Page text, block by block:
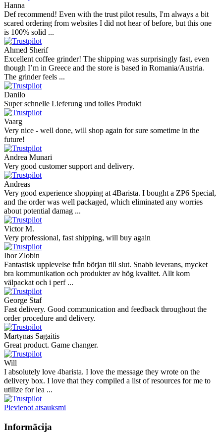
Hanna
Def recommend! Even with the trust pilot results, I'm always a bit
scared ordering from websites I did not hear of before, but this one
is 100% solid ...
Ahmed Sherif
Excellent coffee grinder! The shipping was surprisingly fast, even
though I’m in Greece and the store is based in Romania/Austria.
The grinder feels ...
Danilo
Super schnelle Lieferung und tolles Produkt
Vaarg
Very nice - well done, will shop again for sure sometime in the
future!
Andrea Munari
Very good customer support and delivery.
Andreas
Very good experience shopping at 4Barista. I bought a ZP6 Special,
and the order was well packaged, which eliminated any worries
about potential damag ...
Victor M.
Very professional, fast shipping, will buy again
Ihor Zlobin
Fantastisk upplevelse från början till slut. Snabb leverans, mycket
bra kommunikation och produkter av hög kvalitet. Allt kom
välpackat och i perf ...
George Staf
Fast delivery. Good communication and feedback throughout the
order procedure and delivery.
Martynas Sagaitis
Great product. Game changer.
Will
I absolutely love 4barista. I love the message they wrote on the
delivery box. I love that they compiled a list of resources for me to
utilize for lea ...
Pievienot atsauksmi
Informācija